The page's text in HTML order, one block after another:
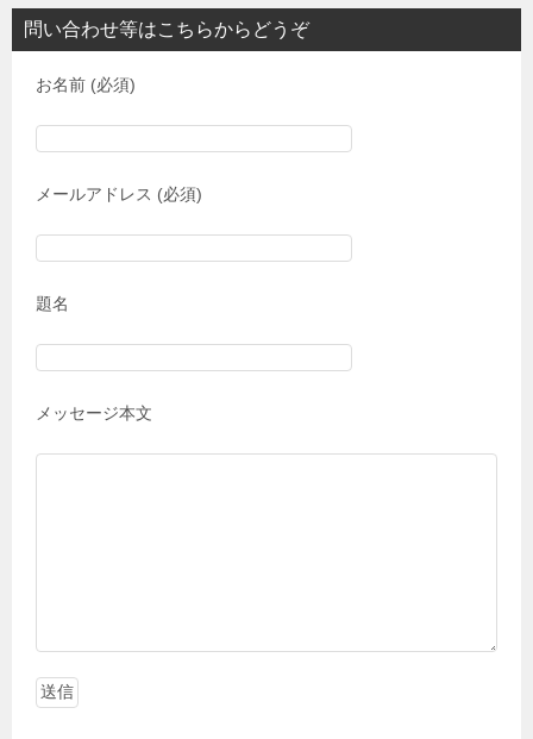
問い合わせ等はこちらからどうぞ
お名前 (必須)
メールアドレス (必須)
題名
メッセージ本文